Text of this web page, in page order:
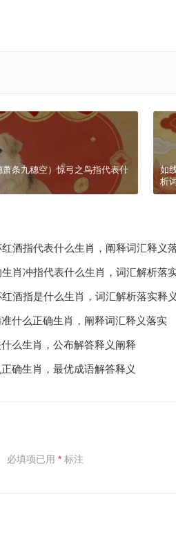
条九穗空）惊弓之鸟指代表什
如
析
酒指代表什么生肖，阐释词汇释义
生肖冲指代表什么生肖，词汇解析落
酒指是什么生肖，词汇解析落实释义
什么正确生肖，阐释词汇释义落实
么生肖，公布解答释义阐释
确生肖，最优成语解答释义
必填项已用 * 标注